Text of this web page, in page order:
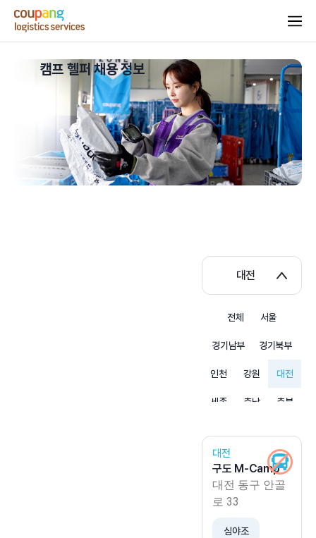
캠프 헬퍼 채용 정보
대전
전체 서울
경기남부 경기북부
인천 강원 대전
세종 충남 충북
경북 광주
전남 전북 제주
대전
구도 M-Camp
대전 동구 안골
로 33
심야조